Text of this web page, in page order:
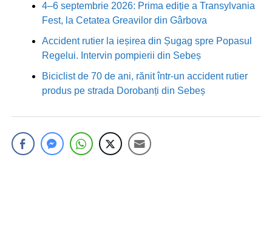
4–6 septembrie 2026: Prima ediție a Transylvania
Fest, la Cetatea Greavilor din Gârbova
Accident rutier la ieșirea din Șugag spre Popasul
Regelui. Intervin pompierii din Sebeș
Biciclist de 70 de ani, rănit într-un accident rutier
produs pe strada Dorobanți din Sebeș